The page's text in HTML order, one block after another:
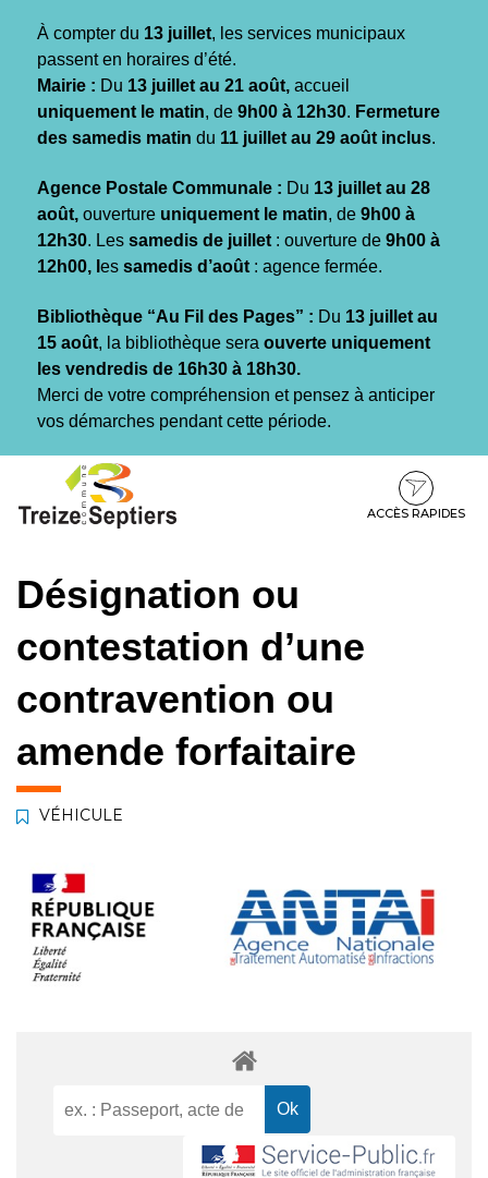
À compter du 13 juillet, les services municipaux
passent en horaires d’été.
Mairie : Du 13 juillet au 21 août, accueil
uniquement le matin, de 9h00 à 12h30. Fermeture
des samedis matin du 11 juillet au 29 août inclus.
Agence Postale Communale : Du 13 juillet au 28
août, ouverture uniquement le matin, de 9h00 à
12h30. Les samedis de juillet : ouverture de 9h00 à
12h00, l es samedis d’août : agence fermée.
Bibliothèque “Au Fil des Pages” : Du 13 juillet au
15 août, la bibliothèque sera ouverte uniquement
les vendredis de 16h30 à 18h30.
Merci de votre compréhension et pensez à anticiper
vos démarches pendant cette période.
contenu
pied
ACCÈS RAPIDES
Désignation ou
contestation d’une
contravention ou
amende forfaitaire
VÉHICULE